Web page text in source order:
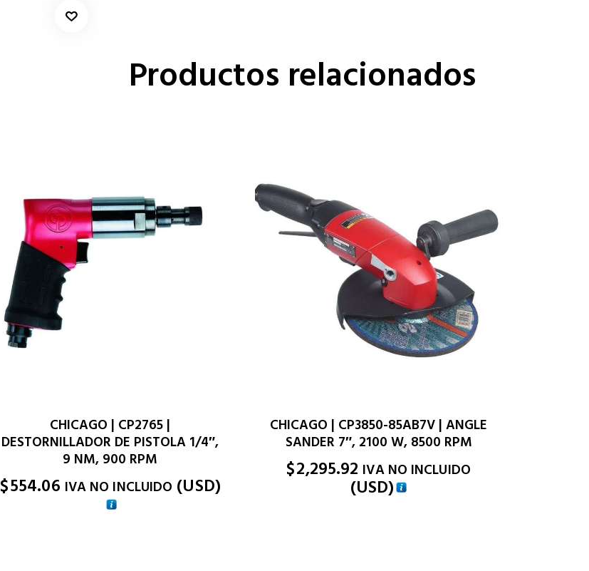
Productos relacionados
CHICAGO | CP2765 |
DESTORNILLADOR DE PISTOLA 1/4″,
9 NM, 900 RPM
$554.06 IVA NO INCLUIDO (USD)
CHICAGO | CP3850-85AB7V | ANGLE
SANDER 7″, 2100 W, 8500 RPM
$2,295.92 IVA NO INCLUIDO
(USD)